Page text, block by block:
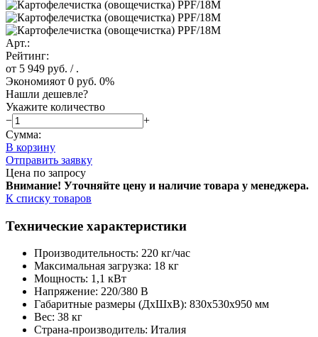
Арт.:
Рейтинг:
от 5 949 руб. / .
Экономияот 0 руб. 0%
Нашли дешевле?
Укажите количество
−
+
Сумма:
В корзину
Отправить заявку
Цена по запросу
Внимание! Уточняйте цену и наличие товара у менеджера.
К списку товаров
Технические характеристики
Производительность: 220 кг/час
Максимальная загрузка: 18 кг
Мощность: 1,1 кВт
Напряжение: 220/380 В
Габаритные размеры (ДхШхВ): 830х530х950 мм
Вес: 38 кг
Страна-производитель: Италия